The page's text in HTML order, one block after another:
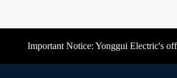
Important Notice: Yonggui Electric's